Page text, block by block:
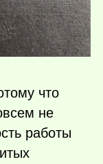
что
не
работы